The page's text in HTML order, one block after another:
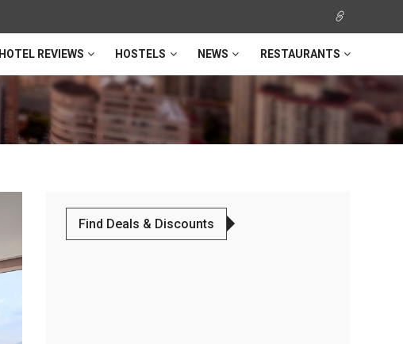
HOTEL REVIEWS HOSTELS NEWS RESTAURANTS
Find Deals & Discounts